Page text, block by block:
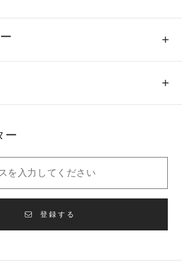
ー
登録する